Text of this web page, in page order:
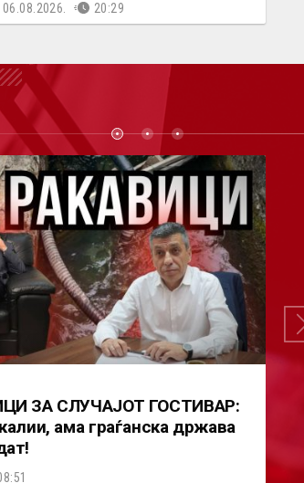
06.08.2026. 20:29
ЗА СЛУЧАЈОТ ГОСТИВАР:
ама граѓанска држава